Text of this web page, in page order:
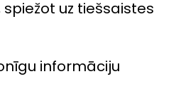
uz tiešsaistes
informāciju